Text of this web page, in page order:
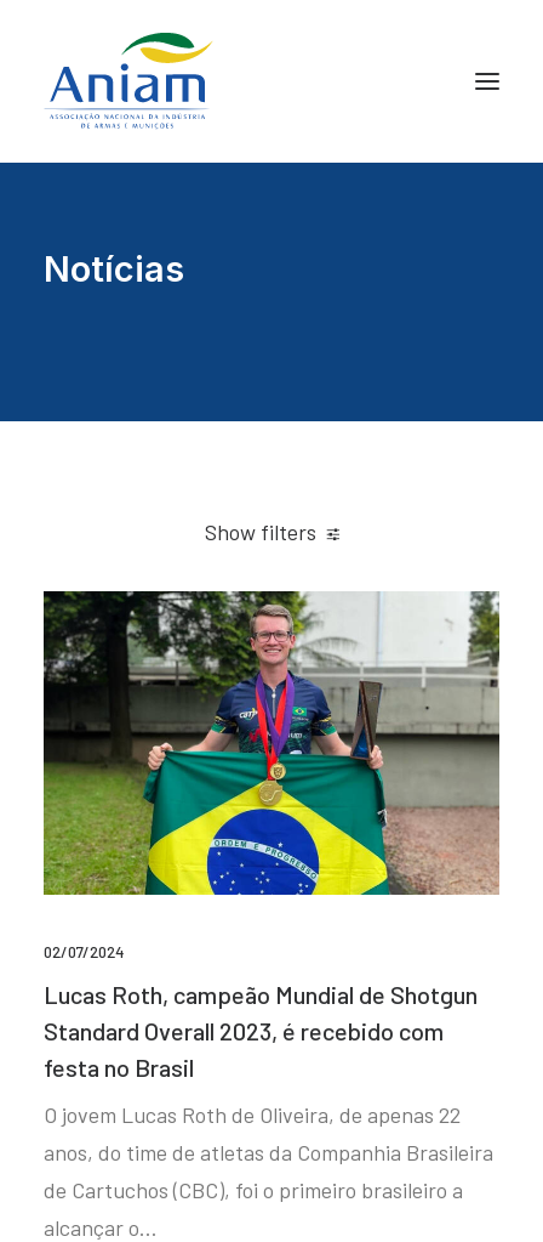
Notícias
Show filters
02/07/2024
Lucas Roth, campeão Mundial de Shotgun
Standard Overall 2023, é recebido com
festa no Brasil
O jovem Lucas Roth de Oliveira, de apenas 22
anos, do time de atletas da Companhia Brasileira
de Cartuchos (CBC), foi o primeiro brasileiro a
alcançar o…